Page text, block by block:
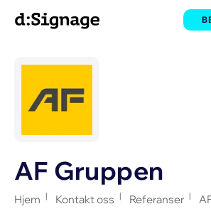
AF Gruppen
Hjem | Kontakt oss | Referanser |